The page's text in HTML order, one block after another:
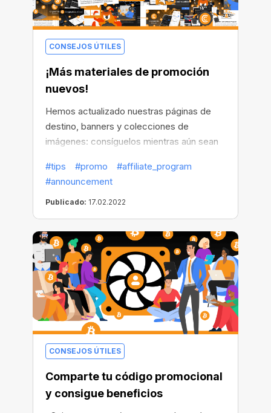
CONSEJOS ÚTILES
¡Más materiales de promoción
nuevos!
Hemos actualizado nuestras páginas de
destino, banners y colecciones de
imágenes: consíguelos mientras aún sean
pena para añadir más singularidad a tus
campañas promocionales, atraer a más
usuarios y, finalmente, maximizar tus
ganancias.
#tips #promo
#affiliate_program
#announcement
Publicado: 17.02.2022
CONSEJOS ÚTILES
Comparte tu código promocional
y consigue beneficios